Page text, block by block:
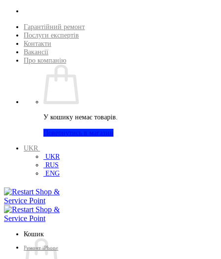
Пропустити
Гарантійний ремонт
Послуги експертів
Контакти
Вакансії
Про компанію
У кошику немає товарів.
Повернутись в магазин
UKR
UKR
RUS
ENG
Кошик
Ремонт iPhone